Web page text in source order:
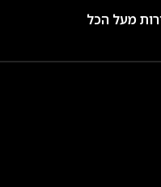
מעל הכל